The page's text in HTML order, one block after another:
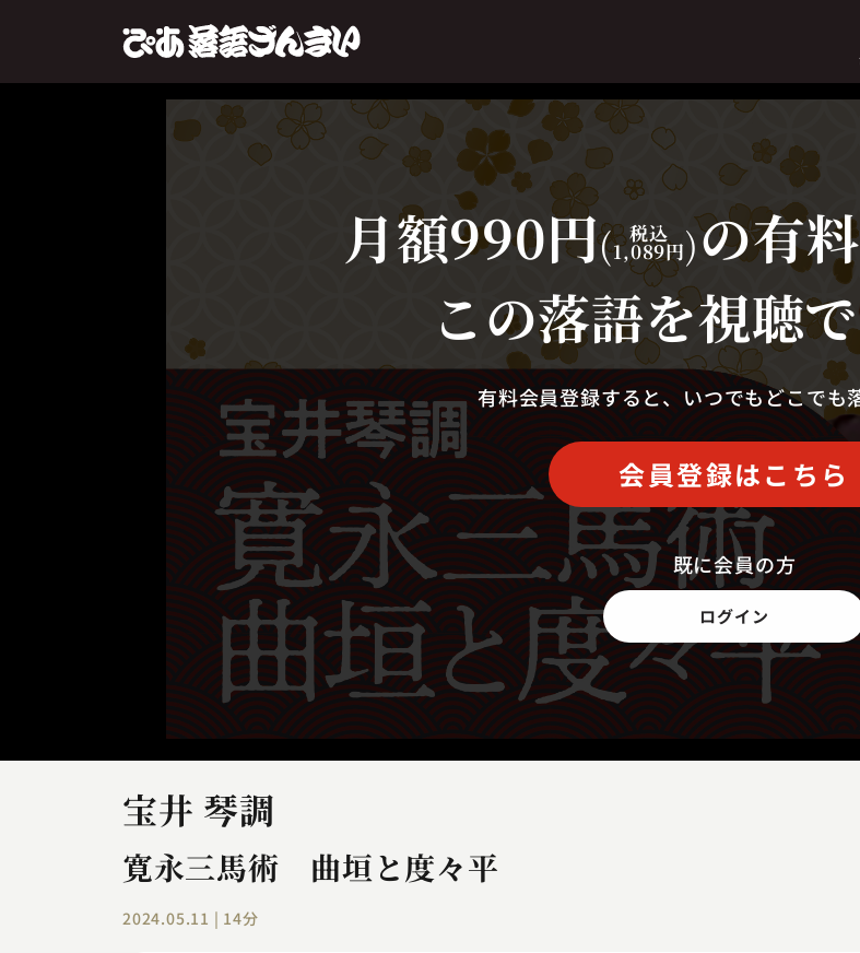
芸人からさがす
演目 からさがす
上演時間からさがす
月額990円( 税込
1,089円)の有
この落語を視聴
有料会員登録すると、いつでもどこでも
会員登録はこちら
既に会員の方
ログイン
宝井 琴調
寛永三馬術 曲垣と度々平
2024.05.11 | 14分